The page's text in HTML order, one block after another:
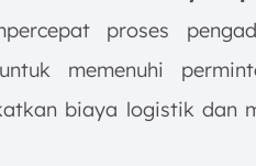
proses
memenuhi
biaya logistik dan